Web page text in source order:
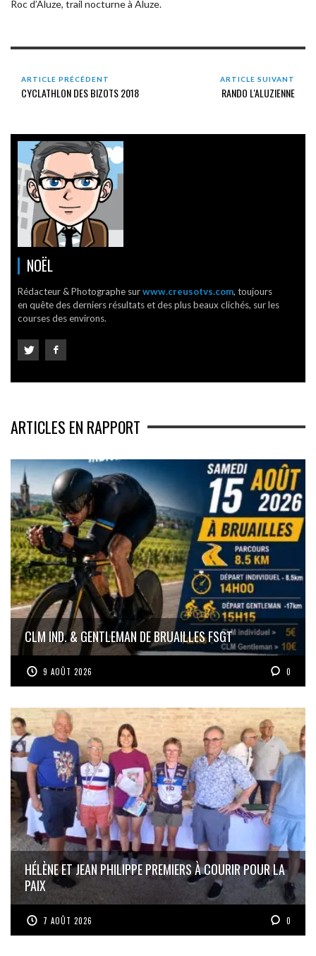
Roc d’Aluze, trail nocturne à Aluze.
ARTICLE PRÉCÉDENT
CYCLATHLON DES BIZOTS 2018
ARTICLE SUIVANT
RANDO L'ALUZIENNE
NOËL
Rédacteur & Photographe surwww.creusotvs.com, toujours
en quête des derniers résultats et des plus beaux clichés, sur les
courses des environs.
ARTICLES EN RAPPORT
CLM IND. & GENTLEMAN DE BRUAILLES FSGT
9 AOÛT 2026 0
HÉLÈNE ET JEAN PHILIPPE PREMIERS À COURIR POUR LA
PAIX
7 AOÛT 2026 0